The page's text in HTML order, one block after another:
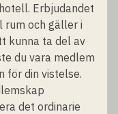
Erbjudandet
rum och gäller i
kunna ta del av
du vara medlem
för din vistelse.
det ordinarie